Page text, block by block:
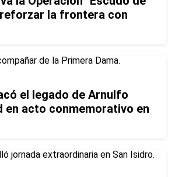
la frontera con
el legado de Arnulfo
en acto conmemorativo en